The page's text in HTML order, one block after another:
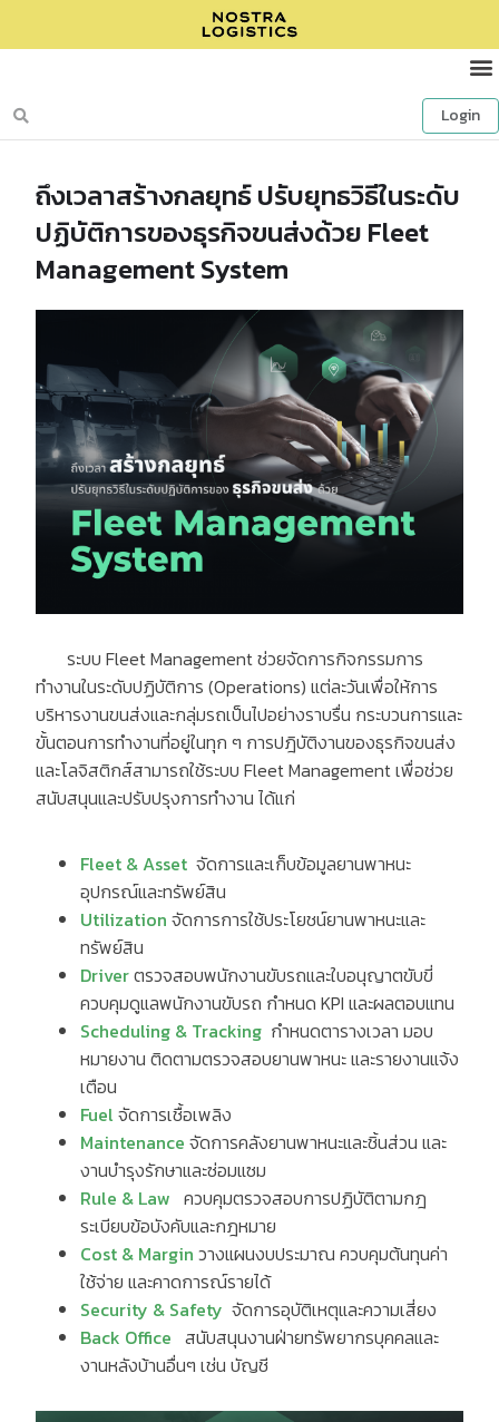
Login
ถึงเวลาสร้างกลยุทธ์ ปรับยุทธวิธีในระดับ
ปฏิบัติการของธุรกิจขนส่งด้วย Fleet
Management System
ระบบ Fleet Management ช่วยจัดการกิจกรรมการ
ทำงานในระดับปฏิบัติการ (Operations) แต่ละวันเพื่อให้การ
บริหารงานขนส่งและกลุ่มรถเป็นไปอย่างราบรื่น กระบวนการและ
ขั้นตอนการทำงานที่อยู่ในทุก ๆ การปฎิบัติงานของธุรกิจขนส่ง
และโลจิสติกส์สามารถใช้ระบบ Fleet Management เพื่อช่วย
สนับสนุนและปรับปรุงการทำงาน ได้แก่
Fleet & Asset จัดการและเก็บข้อมูลยานพาหนะ
อุปกรณ์และทรัพย์สิน
Utilization จัดการการใช้ประโยชน์ยานพาหนะและ
ทรัพย์สิน
Driverตรวจสอบพนักงานขับรถและใบอนุญาตขับขี่
ควบคุมดูแลพนักงานขับรถ กำหนด KPI และผลตอบแทน
Scheduling & Tracking กำหนดตารางเวลา มอบ
หมายงาน ติดตามตรวจสอบยานพาหนะ และรายงานแจ้ง
เตือน
Fuel จัดการเชื้อเพลิง
Maintenance จัดการคลังยานพาหนะและชิ้นส่วน และ
งานบำรุงรักษาและซ่อมแซม
Rule & Law ควบคุมตรวจสอบการปฏิบัติตามกฎ
ระเบียบข้อบังคับและกฎหมาย
Cost & Marginวางแผนงบประมาณ ควบคุมต้นทุนค่า
ใช้จ่าย และคาดการณ์รายได้
Security & Safety จัดการอุบัติเหตุและความเสี่ยง
Back Office สนับสนุนงานฝ่ายทรัพยากรบุคคลและ
งานหลังบ้านอื่นๆ เช่น บัญชี